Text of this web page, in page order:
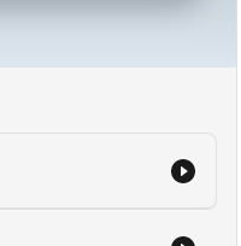
atau